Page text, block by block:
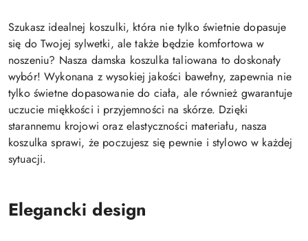
Szukasz idealnej koszulki, która nie tylko świetnie dopasuje
się do Twojej sylwetki, ale także będzie komfortowa w
noszeniu? Nasza damska koszulka taliowana to doskonały
wybór! Wykonana z wysokiej jakości bawełny, zapewnia nie
tylko świetne dopasowanie do ciała, ale również gwarantuje
uczucie miękkości i przyjemności na skórze. Dzięki
starannemu krojowi oraz elastyczności materiału, nasza
koszulka sprawi, że poczujesz się pewnie i stylowo w każdej
sytuacji.
Elegancki design